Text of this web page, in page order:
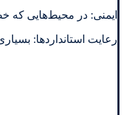
ایمنی: در محیط‌هایی که
رعایت استانداردها: